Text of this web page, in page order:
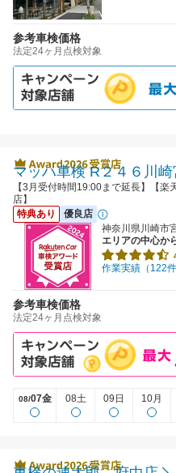
参考車検価格
法定24ヶ月点検対象
マッハ車検 R２４６川
【3月受付時間19:00まで延長】【
店】
特典あり
優良店
神奈川県川崎市
エリアの中心か
作業実績（122件
参考車検価格
法定24ヶ月点検対象
08/07金 08土 09日 10月